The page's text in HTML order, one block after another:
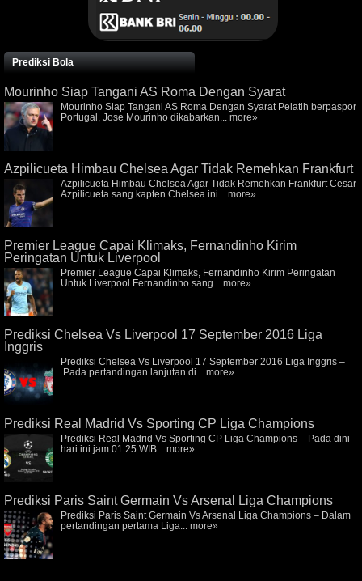
Prediksi Bola
Mourinho Siap Tangani AS Roma Dengan Syarat
Mourinho Siap Tangani AS Roma Dengan Syarat Pelatih berpaspor
Portugal, Jose Mourinho dikabarkan... more»
Azpilicueta Himbau Chelsea Agar Tidak Remehkan Frankfurt
Azpilicueta Himbau Chelsea Agar Tidak Remehkan Frankfurt Cesar
Azpilicueta sang kapten Chelsea ini... more»
Premier League Capai Klimaks, Fernandinho Kirim
Peringatan Untuk Liverpool
Premier League Capai Klimaks, Fernandinho Kirim Peringatan
Untuk Liverpool Fernandinho sang... more»
Prediksi Chelsea Vs Liverpool 17 September 2016 Liga
Inggris
Prediksi Chelsea Vs Liverpool 17 September 2016 Liga Inggris –
Pada pertandingan lanjutan di... more»
Prediksi Real Madrid Vs Sporting CP Liga Champions
Prediksi Real Madrid Vs Sporting CP Liga Champions – Pada dini
hari ini jam 01:25 WIB... more»
Prediksi Paris Saint Germain Vs Arsenal Liga Champions
Prediksi Paris Saint Germain Vs Arsenal Liga Champions – Dalam
pertandingan pertama Liga... more»